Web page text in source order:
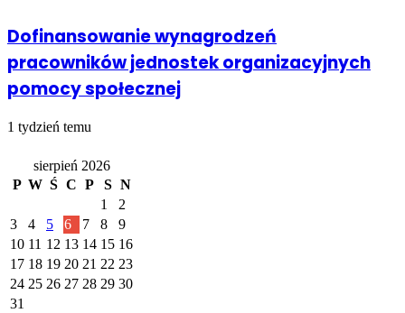
Dofinansowanie wynagrodzeń
pracowników jednostek organizacyjnych
pomocy społecznej
1 tydzień temu
sierpień 2026
P W Ś C P S N
1
2
3
4 5 6 7 8
9
10 11 12 13 14 15 16
17 18 19 20 21 22 23
24 25 26 27 28 29 30
31